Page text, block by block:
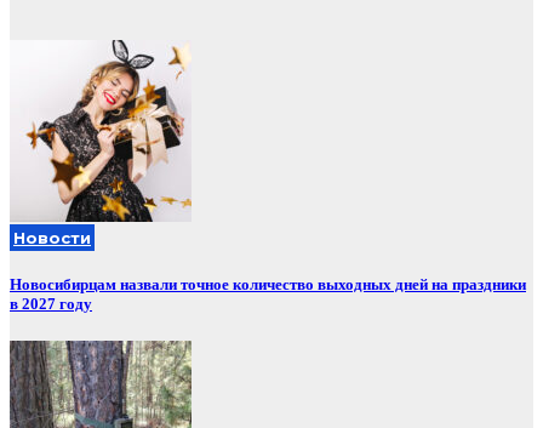
Новости
Новосибирцам назвали точное количество выходных дней на праздники
в 2027 году